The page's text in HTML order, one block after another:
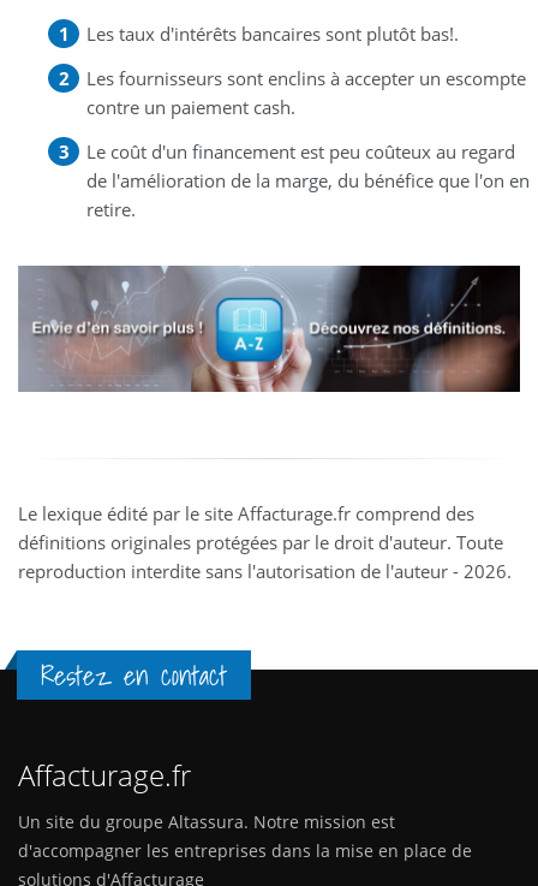
Les taux d'intérêts bancaires sont plutôt bas!.
Les fournisseurs sont enclins à accepter un escompte
contre un paiement cash.
Le coût d'un financement est peu coûteux au regard
de l'amélioration de la marge, du bénéfice que l'on en
retire.
Le lexique édité par le site Affacturage.fr comprend des
définitions originales protégées par le droit d'auteur. Toute
reproduction interdite sans l'autorisation de l'auteur - 2026.
Restez en contact
Affacturage.fr
Un site du groupe Altassura. Notre mission est
d'accompagner les entreprises dans la mise en place de
solutions d'Affacturage